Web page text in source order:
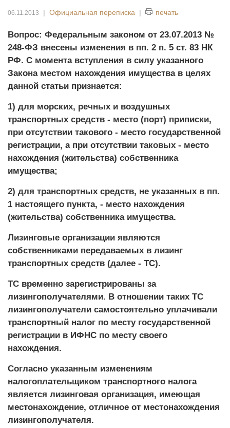
06.11.2013 | Официальная переписка | печать
Вопрос: Федеральным законом от 23.07.2013 №
248-ФЗ внесены изменения в пп. 2 п. 5 ст. 83 НК
РФ. С момента вступления в силу указанного
Закона местом нахождения имущества в целях
данной статьи признается:
1) для морских, речных и воздушных
транспортных средств - место (порт) приписки,
при отсутствии такового - место государственной
регистрации, а при отсутствии таковых - место
нахождения (жительства) собственника
имущества;
2) для транспортных средств, не указанных в пп.
1 настоящего пункта, - место нахождения
(жительства) собственника имущества.
Лизинговые организации являются
собственниками передаваемых в лизинг
транспортных средств (далее - ТС).
ТС временно зарегистрированы за
лизингополучателями. В отношении таких ТС
лизингополучатели самостоятельно уплачивали
транспортный налог по месту государственной
регистрации в ИФНС по месту своего
нахождения.
Согласно указанным изменениям
налогоплательщиком транспортного налога
является лизинговая организация, имеющая
местонахождение, отличное от местонахождения
лизингополучателя.